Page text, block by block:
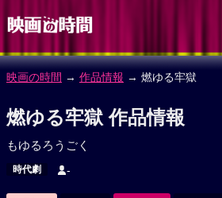
映画の時間 → 作品情報 → 燃ゆる牢獄
燃ゆる牢獄 作品情報
もゆるろうごく
時代劇 -